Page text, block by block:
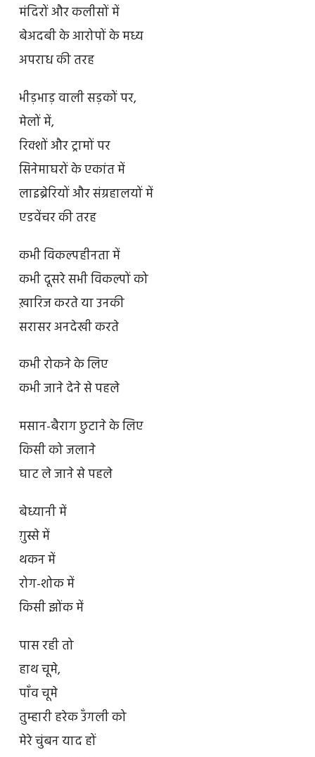
मंदिरों और कलीसों में
बेअदबी के आरोपों के मध्य
अपराध की तरह
भीड़भाड़ वाली सड़कों पर,
मेलों में,
रिक्शों और ट्रामों पर
सिनेमाघरों के एकांत में
लाइब्रेरियों और संग्रहालयों में
एडवेंचर की तरह
कभी विकल्पहीनता में
कभी दूसरे सभी विकल्पों को
ख़ारिज करते या उनकी
सरासर अनदेखी करते
कभी रोकने के लिए
कभी जाने देने से पहले
मसान-बैराग छुटाने के लिए
किसी को जलाने
घाट ले जाने से पहले
बेध्यानी में
ग़ुस्से में
थकन में
रोग-शोक में
किसी झोंक में
पास रही तो
हाथ चूमे,
पाँव चूमे
तुम्हारी हरेक उँगली को
मेरे चुंबन याद हों